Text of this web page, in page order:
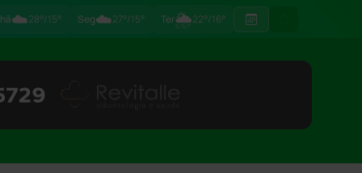
☁️28°/15° Seg☁️27°/15° Ter🌦22°/16°